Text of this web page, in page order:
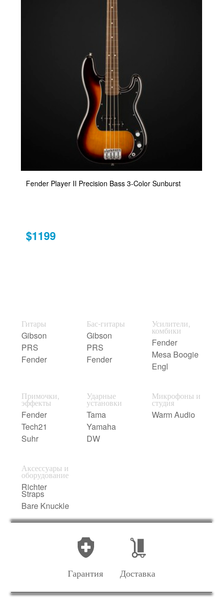
Fender Player II Precision Bass 3-Color Sunburst
$1199
Гитары
Gibson
PRS
Fender
Бас-гитары
Gibson
PRS
Fender
Усилители,
комбики
Fender
Mesa Boogie
Engl
Примочки,
эффекты
Fender
Tech21
Suhr
Ударные
установки
Tama
Yamaha
DW
Микрофоны и
студия
Warm Audio
Аксессуары и
оборудование
Richter
Straps
Bare Knuckle
Гарантия Доставка